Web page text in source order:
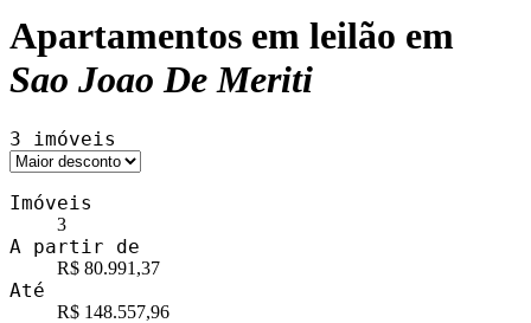
Apartamentos em leilão em
Sao Joao De Meriti
3 imóveis
Imóveis
3
A partir de
R$ 80.991,37
Até
R$ 148.557,96